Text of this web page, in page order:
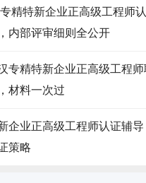
精特新企业正高级工程师
内部评审细则全公开
专精特新企业正高级工程
材料一次过
企业正高级工程师认证辅
策略